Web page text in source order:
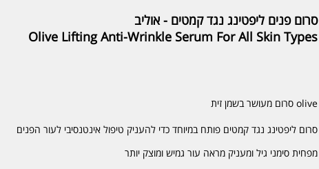
סרום פנים ליפטינג נגד קמטים - אוליב
Olive Lifting Anti-Wrinkle Serum For All Skin Types
olive סרום מעושר בשמן זית
סרום ליפטינג נגד קמטים פותח במיוחד כדי להעניק טיפול אינטנסיבי לעור הפנים
מפחית סימני גיל ומעניק מראה עור גמיש ומוצק יותר